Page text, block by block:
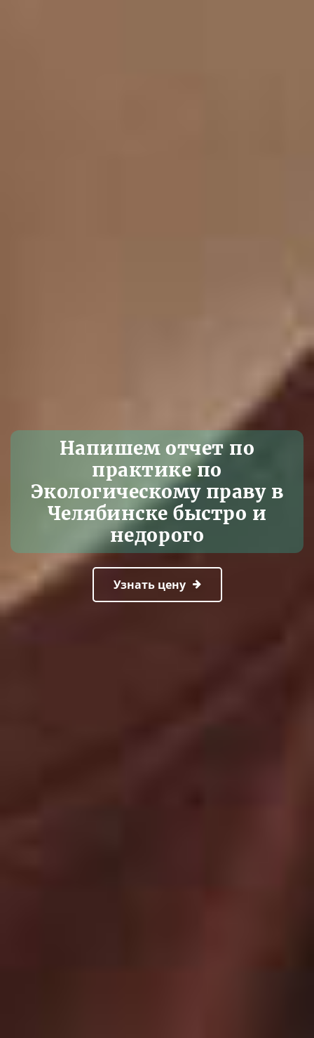
Напишем отчет по
практике по
Экологическому праву в
Челябинске быстро и
недорого
Узнать цену